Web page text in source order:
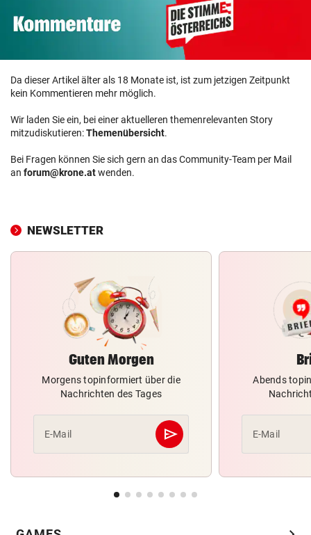
Da dieser Artikel älter als 18 Monate ist, ist zum jetzigen Zeitpunkt
kein Kommentieren mehr möglich.
Wir laden Sie ein, bei einer aktuelleren themenrelevanten Story
mitzudiskutieren:Themenübersicht.
Bei Fragen können Sie sich gern an das Community-Team per Mail
an forum@krone.atwenden.
NEWSLETTER
Guten Morgen
Morgens topinformiert über die
Nachrichten des Tages
E-Mail send
Abschicken
Abends
E-Mail